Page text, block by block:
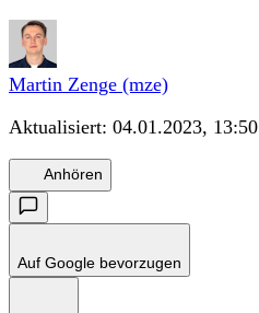
Martin Zenge (mze)
Aktualisiert: 04.01.2023, 13:50
Anhören
Auf Google bevorzugen